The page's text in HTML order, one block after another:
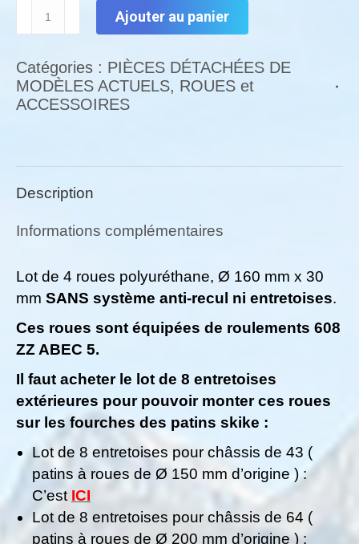
quantité
de
de
4
x
mm
SANS
anti-
recul
ni
entretoises
Ajouter au panier
Catégories : PIÈCES DÉTACHÉES DE
MODÈLES ACTUELS, ROUES et
ACCESSOIRES
Description
Informations complémentaires
Lot de 4 roues polyuréthane, Ø 160 mm x 30
mm SANS système anti-recul ni entretoises.
Ces roues sont équipées de roulements 608
ZZ ABEC 5.
Il faut acheter le lot de 8 entretoises
extérieures pour pouvoir monter ces roues
sur les fourches des patins skike :
Lot de 8 entretoises pour châssis de 43 (
patins à roues de Ø 150 mm d’origine ) :
C’est ICI
Lot de 8 entretoises pour châssis de 64 (
patins à roues de Ø 200 mm d’origine ) :